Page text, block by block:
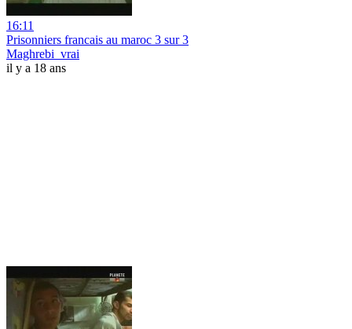
16:11
Prisonniers francais au maroc 3 sur 3
Maghrebi_vrai
il y a 18 ans